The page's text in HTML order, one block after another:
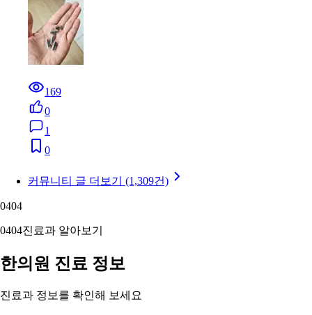
169
0
1
0
커뮤니티 글 더보기 (1,309건)
0404
0404진료과 알아보기
한의원 진료 정보
진료과 정보를 확인해 보세요